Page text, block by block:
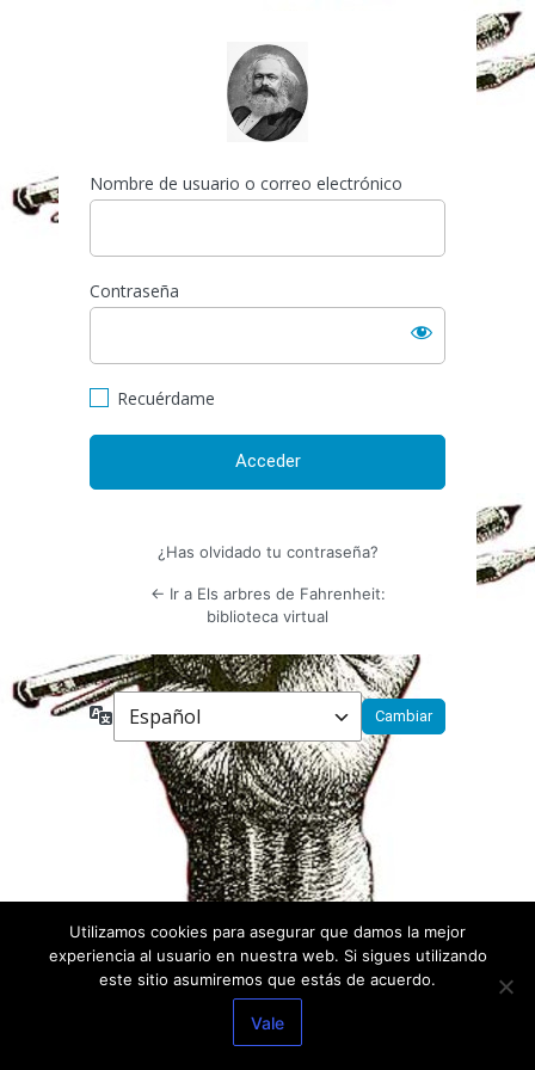
http://espai-marx.net/
Nombre de usuario o correo electrónico
Contraseña
Recuérdame
¿Has olvidado tu contraseña?
← Ir a Els arbres de Fahrenheit:
biblioteca virtual
Idioma
Utilizamos cookies para asegurar que damos la mejor
experiencia al usuario en nuestra web. Si sigues utilizando
este sitio asumiremos que estás de acuerdo.
Vale